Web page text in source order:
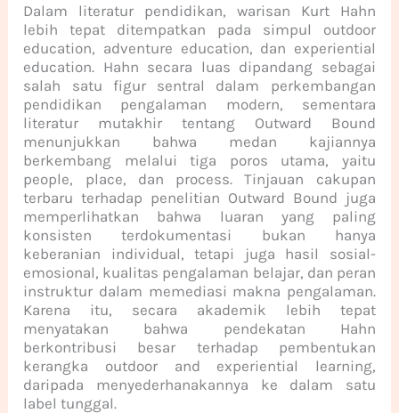
Dalam literatur pendidikan, warisan Kurt Hahn
lebih tepat ditempatkan pada simpul outdoor
education, adventure education, dan experiential
education. Hahn secara luas dipandang sebagai
salah satu figur sentral dalam perkembangan
pendidikan pengalaman modern, sementara
literatur mutakhir tentang Outward Bound
menunjukkan bahwa medan kajiannya
berkembang melalui tiga poros utama, yaitu
people, place, dan process. Tinjauan cakupan
terbaru terhadap penelitian Outward Bound juga
memperlihatkan bahwa luaran yang paling
konsisten terdokumentasi bukan hanya
keberanian individual, tetapi juga hasil sosial-
emosional, kualitas pengalaman belajar, dan peran
instruktur dalam memediasi makna pengalaman.
Karena itu, secara akademik lebih tepat
menyatakan bahwa pendekatan Hahn
berkontribusi besar terhadap pembentukan
kerangka outdoor and experiential learning,
daripada menyederhanakannya ke dalam satu
label tunggal.